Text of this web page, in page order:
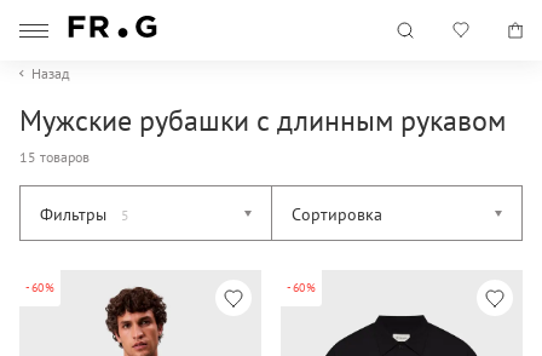
Назад
Мужские рубашки с длинным рукавом
15 товаров
Фильтры 5 Сортировка
-60% -60%